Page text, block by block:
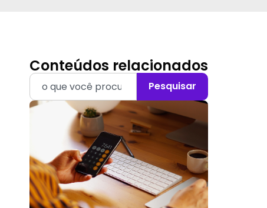
Conteúdos relacionados
Pesquisar